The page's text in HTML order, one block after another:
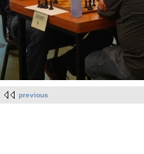
previous